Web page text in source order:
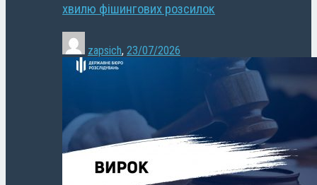
хвилю фішингових розсилок
zapsich, 23/07/2026